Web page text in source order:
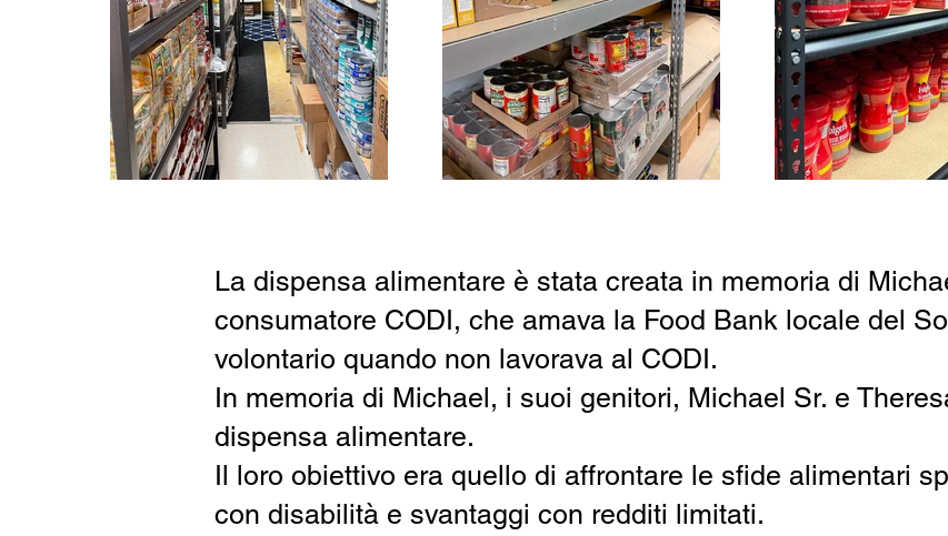
La dispensa alimentare è stata creata in memoria di
consumatore CODI, che amava la Food Bank locale del
volontario quando non lavorava al CODI.
In memoria di Michael, i suoi genitori, Michael Sr. e
dispensa alimentare.
Il loro obiettivo era quello di affrontare le sfide alimentari
con disabilità e svantaggi con redditi limitati.